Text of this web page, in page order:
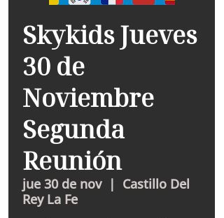
Skykids Jueves
30 de
Noviembre
Segunda
Reunión
jue 30 de nov
  |
Castillo Del
Rey La Fe